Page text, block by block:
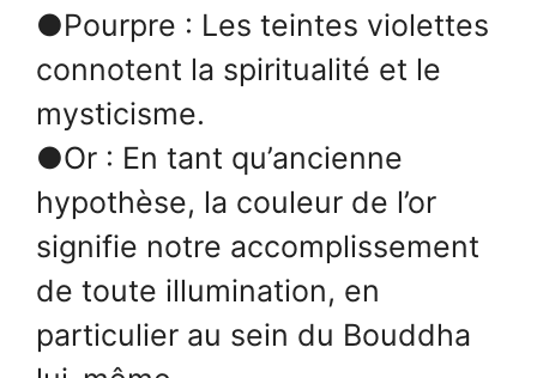
●Pourpre : Les teintes violettes
connotent la spiritualité et le
mysticisme.
●Or : En tant qu’ancienne
hypothèse, la couleur de l’or
signifie notre accomplissement
de toute illumination, en
particulier au sein du Bouddha